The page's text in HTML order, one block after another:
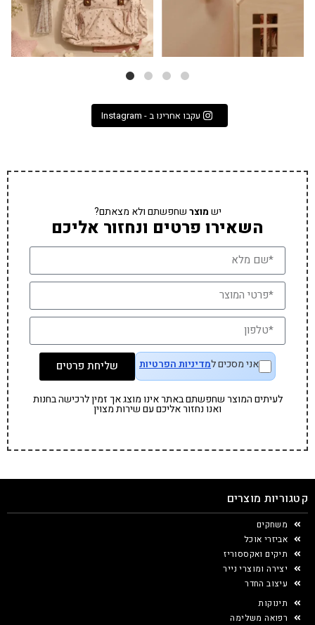
עקבו אחרינו ב - Instagram
ישמוצרשחפשתם ולא מצאתם?
השאירו פרטים ונחזור אליכם
אני מסכים למדיניות הפרטיות שליחת פרטים
לעיתים המוצר שחפשתם באתר אינו מוצג אך זמין לרכישה בחנות
ואנו נחזור אליכם עם שירות מצוין
קטגוריות מוצרים
משחקים
אביזרי אוכל
תיקים ואקססוריז
יצירה ומוצרי נייר
עיצוב החדר
תינוקות
רפואה משלימה